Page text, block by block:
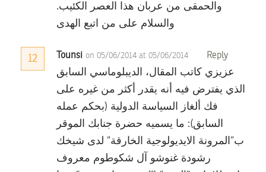
والحمقى من عربان هذا العصر الكئيب.
والسلام على من اتبع الهدى
12 Tounsi on 05/06/2014 at 05/06/2014 Reply
عزيزي كاتب المقال، الديبلوماسي السابق
الذي يفترض فيه أنه يقدر أكثر من غيره على
فك ألغاز السياسة الدولية (بحكم عمله
السابق): ما يسميه حضرة جنابك الموقر
ب”المرونة الايديولوجية الخارقة” لدى شيخك
رشودة غنوشو آل شكوطوم معروف